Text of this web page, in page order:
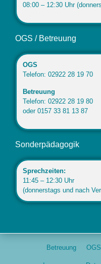
08:00 – 12:30 Uhr
OGS / Betreuung
OGS
Telefon: 02922 28 19 70
Betreuung
Telefon: 02922 28 19 80
oder 0157 33 81 13 87
Sonderpädagogik
Sprechzeiten:
11:45 – 12:30 Uhr
(donnerstags und nach
Betreuung OGS